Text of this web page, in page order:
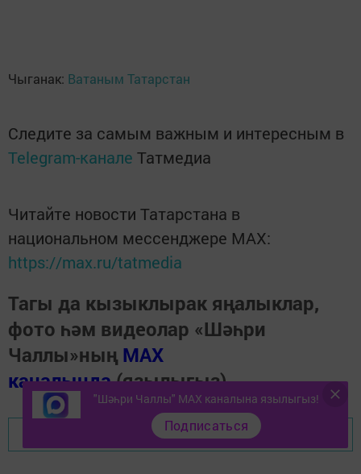
Чыганак: Ватаным Татарстан
Следите за самым важным и интересным в
Telegram-канале Татмедиа
Читайте новости Татарстана в
национальном мессенджере MАХ:
https://max.ru/tatmedia
Тагы да кызыклырак яңалыклар,
фото һәм видеолар «Шәһри
Чаллы»ның MAX
каналында(язылыгыз).
Перейти на страницу новости
"Шәһри Чаллы" MAX каналына язылыгыз!
Подписаться